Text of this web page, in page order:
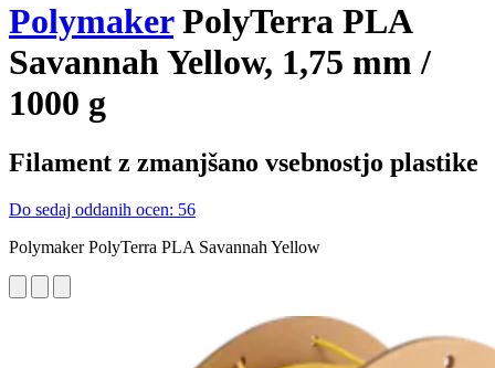
PolymakerPolyTerra PLA
Savannah Yellow, 1,75 mm /
1000 g
Filament z zmanjšano vsebnostjo plastike
Do sedaj oddanih ocen: 56
Polymaker PolyTerra PLA Savannah Yellow